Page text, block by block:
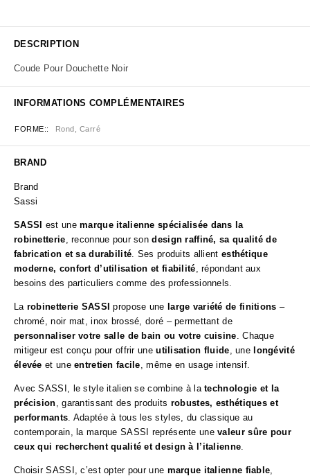
DESCRIPTION
Coude Pour Douchette Noir
INFORMATIONS COMPLÉMENTAIRES
FORME: Rond, Carré
BRAND
Brand
Sassi
SASSI est unemarque italienne spécialisée dans la
robinetterie, reconnue pour sondesign raffiné, sa qualité de
fabrication et sa durabilité. Ses produits allient esthétique
moderne, confort d’utilisation et fiabilité, répondant aux
besoins des particuliers comme des professionnels.
La robinetterie SASSI propose une large variété de finitions –
chromé, noir mat, inox brossé, doré – permettant de
personnaliser votre salle de bain ou votre cuisine. Chaque
mitigeur est conçu pour offrir uneutilisation fluide, une longévité
élevée et uneentretien facile, même en usage intensif.
Avec SASSI, le style italien se combine à latechnologie et la
précision, garantissant des produits robustes, esthétiques et
performants. Adaptée à tous les styles, du classique au
contemporain, la marque SASSI représente unevaleur sûre pour
ceux qui recherchent qualité et design à l’italienne.
Choisir SASSI, c’est opter pour une marque italienne fiable,